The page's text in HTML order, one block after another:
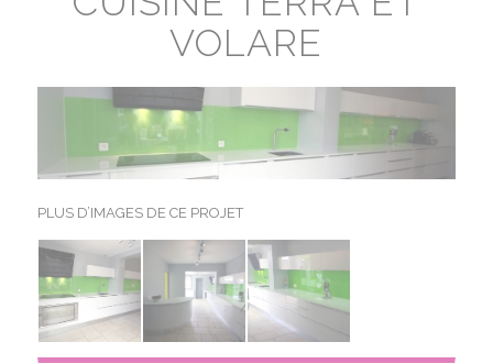
VOLARE
PLUS D’IMAGES DE CE PROJET